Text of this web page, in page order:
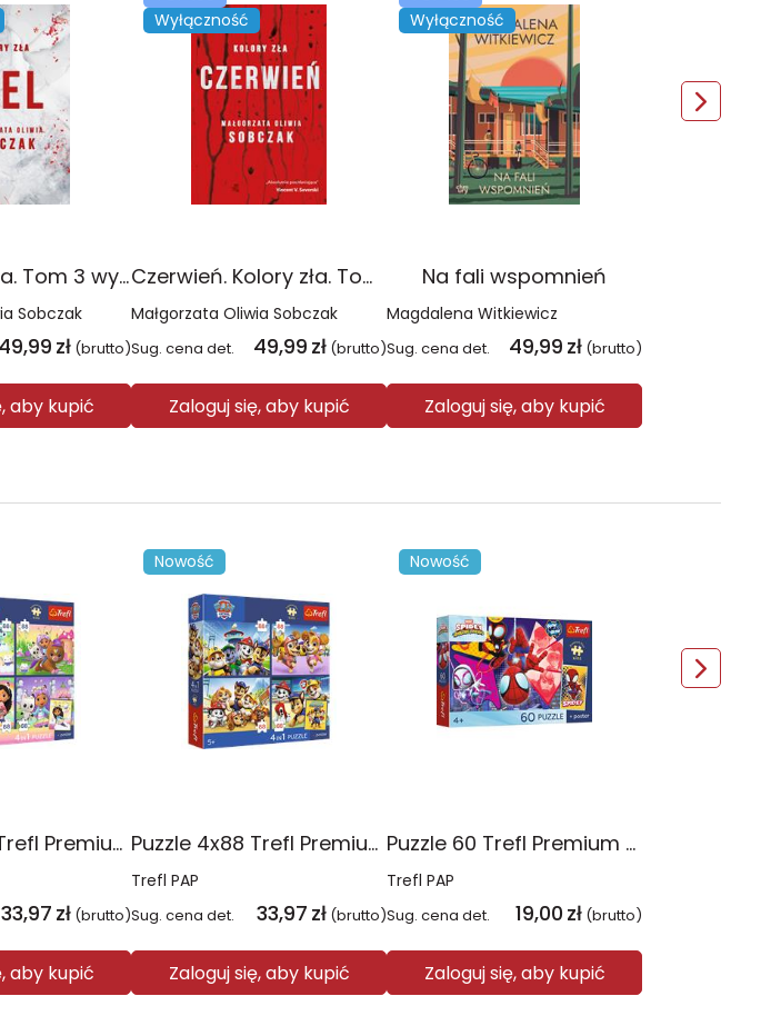
Biel. Kolory zła. Tom 3 wyd. 2025
Sobczak
49,99 zł (brutto)
aby kupić
Wyłączność
Czerwień. Kolory zła. Tom 1 wyd. 2025
Małgorzata Oliwia Sobczak
Sug. cena det. 49,99 zł (brutto)
Zaloguj się, aby kupić
Wyłączność
Na fali wspomnień
Magdalena Witkiewicz
Sug. cena det. 49,99 zł (brutto)
Zaloguj się, aby kupić
Puzzle 4x88 Trefl Premium Plus Kids Kocie harce Koci Domek Gabi 34694
33,97 zł (brutto)
aby kupić
Nowość
Puzzle 4x88 Trefl Premium Plus Kids Psia Straż Psi Patrol 34693
Trefl PAP
Sug. cena det. 33,97 zł (brutto)
Zaloguj się, aby kupić
Nowość
Puzzle 60 Trefl Premium Plus Kids Niesamowita przygoda Spidey Marvel 17429
Trefl PAP
Sug. cena det. 19,00 zł (brutto)
Zaloguj się, aby kupić